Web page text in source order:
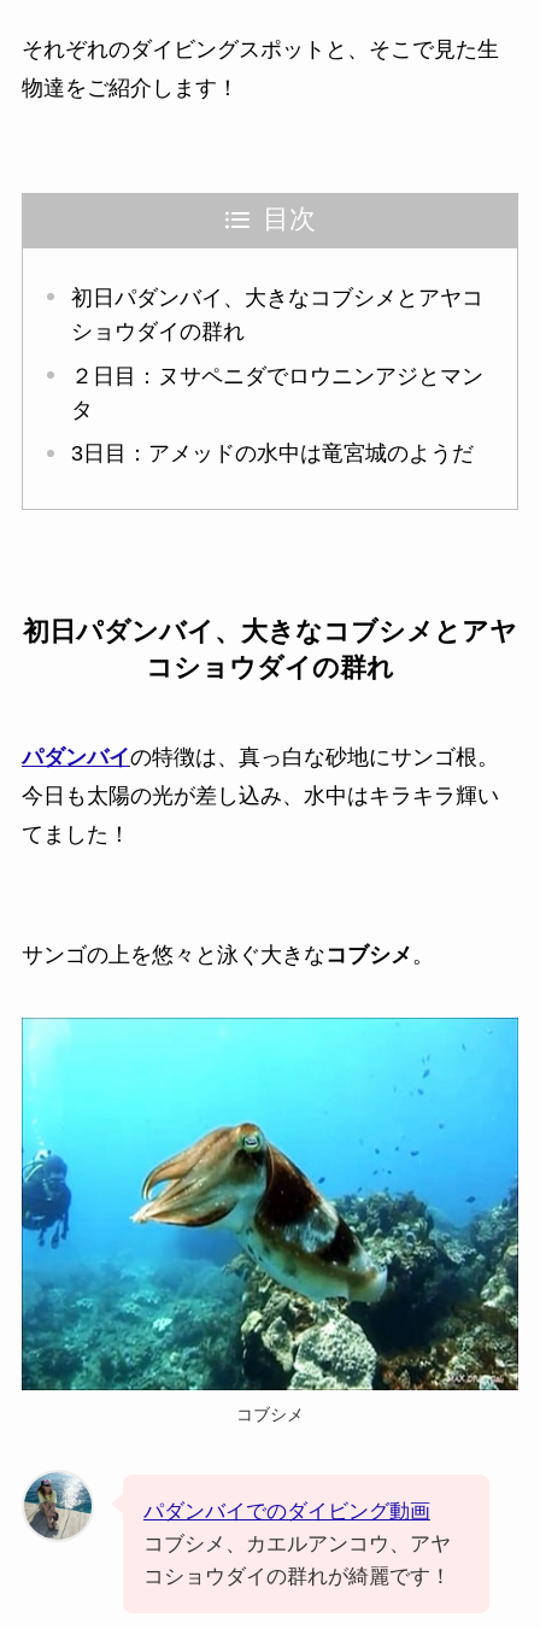
それぞれのダイビングスポットと、そこで見た生
物達をご紹介します！
目次
初日パダンバイ、大きなコブシメとアヤコ
ショウダイの群れ
２日目：ヌサペニダでロウニンアジとマン
タ
3日目：アメッドの水中は竜宮城のようだ
初日パダンバイ、大きなコブシメとアヤ
コショウダイの群れ
パダンバイの特徴は、真っ白な砂地にサンゴ根。
今日も太陽の光が差し込み、水中はキラキラ輝い
てました！
サンゴの上を悠々と泳ぐ大きなコブシメ 。
コブシメ
パダンバイでのダイビング動画
コブシメ、カエルアンコウ、アヤ
コショウダイの群れが綺麗です！